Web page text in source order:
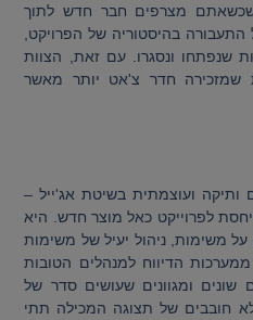
מצרפים חבר חדש לתוך
התעבורה בהיסטוריה של הפרויקט,
שנפתחו ונסגרו. עם זאת, הצוות
שמזכירה חדר צ'אט יותר מאשר
ותיקה ועוצמתית בשיטת אג'ייל –
לפרוייקט כאל מוצר חדש. היא
משימות, ניהול יעיל של משימות
הדיווח למנהלים הטובות
שונים ומגוונים שעושים סדר של
חובבים של תצוגה המכילה תתי